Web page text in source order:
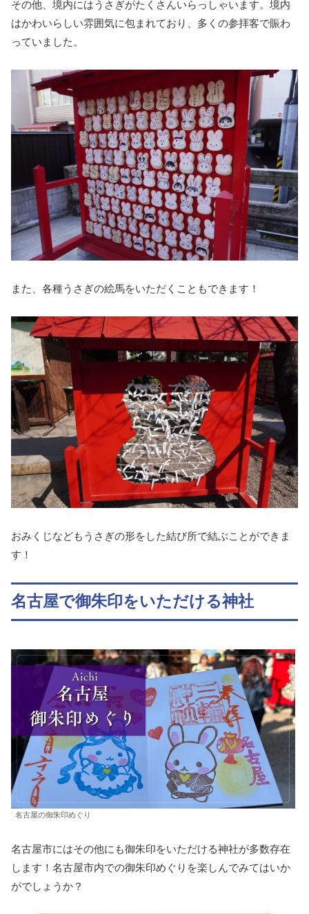
その他、境内にはうさぎがたくさんいらっしゃいます。境内
はかわいらしい雰囲気に包まれており、多くの参拝客で賑わ
っていました。
また、各種うさぎの絵馬をいただくこともできます！
おみくじなどもうさぎの形をした結び所で結ぶことができま
す！
名古屋で御朱印をいただける神社
名古屋の御朱印めぐり
名古屋市にはその他にも御朱印をいただける神社が多数存在
します！名古屋市内での御朱印めぐりを楽しんでみてはいか
がでしょうか？